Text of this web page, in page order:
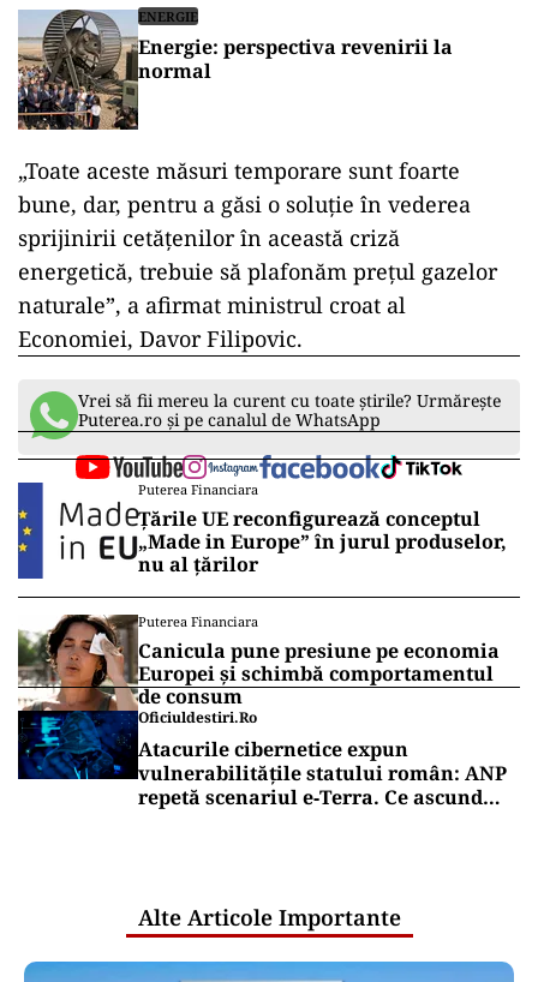
ENERGIE
Energie: perspectiva revenirii la
normal
„Toate aceste măsuri temporare sunt foarte
bune, dar, pentru a găsi o soluţie în vederea
sprijinirii cetăţenilor în această criză
energetică, trebuie să plafonăm preţul gazelor
naturale”, a afirmat ministrul croat al
Economiei, Davor Filipovic.
Vrei să fii mereu la curent cu toate știrile? Urmărește
Puterea.ro și pe canalul de WhatsApp
Puterea Financiara
Țările UE reconfigurează conceptul
„Made in Europe” în jurul produselor,
nu al țărilor
Puterea Financiara
Canicula pune presiune pe economia
Europei și schimbă comportamentul
de consum
Oficiuldestiri.ro
Atacurile cibernetice expun
vulnerabilitățile statului român: ANP
repetă scenariul e‑Terra. Ce ascund
Alte Articole Importante